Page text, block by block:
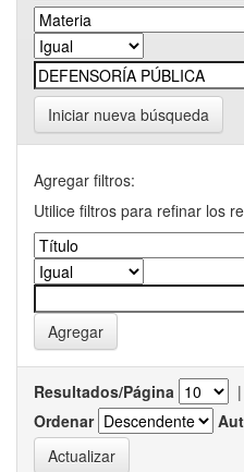
Iniciar nueva búsqueda
Agregar filtros:
Utilice filtros para refinar los
Resultados/Página |
Ordenar